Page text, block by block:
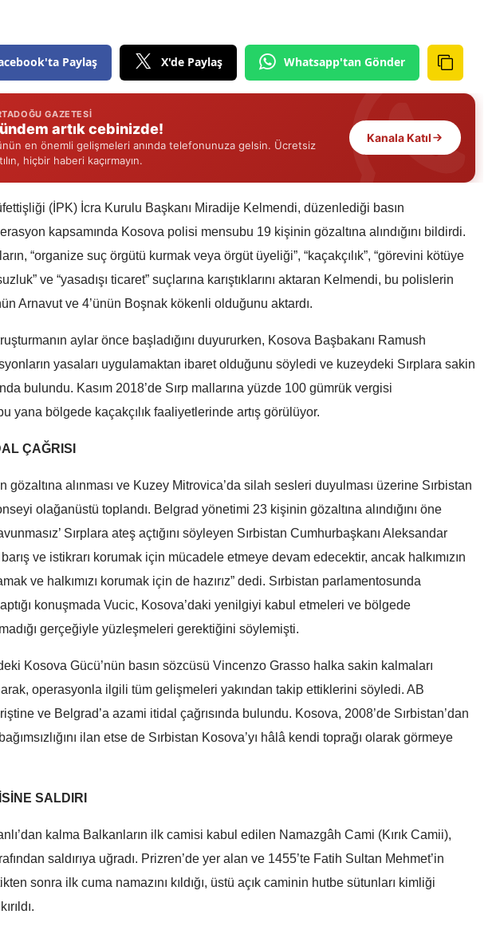
Erzincan
Eskişehir
Gaziantep
Giresun
Gümüşhane
Hakkari
Isparta
Mersin
İstanbul
Kars
Kastamonu
Kayseri
Kırklareli
Kırşehir
Kocaeli
Konya
Kütahya
Malatya
Mardin
Muğla
Paylaş X'de Paylaş Whatsapp'tan Gönder
GAZETESI
artık cebinizde!
en önemli gelişmeleri anında telefonunuza gelsin. Ücretsiz
hiçbir haberi kaçırmayın.
Kanala Katıl
(İPK) İcra Kurulu Başkanı Miradije Kelmendi, düzenlediği basın
kapsamında Kosova polisi mensubu 19 kişinin gözaltına alındığını bildirdi.
“organize suç örgütü kurmak veya örgüt üyeliği”, “kaçakçılık”, “görevini kötüye
ve “yasadışı ticaret” suçlarına karıştıklarını aktaran Kelmendi, bu polislerin
Arnavut ve 4’ünün Boşnak kökenli olduğunu aktardı.
aylar önce başladığını duyururken, Kosova Başbakanı Ramush
yasaları uygulamaktan ibaret olduğunu söyledi ve kuzeydeki Sırplara sakin
bulundu. Kasım 2018’de Sırp mallarına yüzde 100 gümrük vergisi
yana bölgede kaçakçılık faaliyetlerinde artış görülüyor.
ÇAĞRISI
gözaltına alınması ve Kuzey Mitrovica’da silah sesleri duyulması üzerine Sırbistan
olağanüstü toplandı. Belgrad yönetimi 23 kişinin gözaltına alındığını öne
Sırplara ateş açtığını söyleyen Sırbistan Cumhurbaşkanı Aleksandar
ve istikrarı korumak için mücadele etmeye devam edecektir, ancak halkımızın
ve halkımızı korumak için de hazırız” dedi. Sırbistan parlamentosunda
konuşmada Vucic, Kosova’daki yenilgiyi kabul etmeleri ve bölgede
gerçeğiyle yüzleşmeleri gerektiğini söylemişti.
Kosova Gücü’nün basın sözcüsü Vincenzo Grasso halka sakin kalmaları
operasyonla ilgili tüm gelişmeleri yakından takip ettiklerini söyledi. AB
ve Belgrad’a azami itidal çağrısında bulundu. Kosova, 2008’de Sırbistan’dan
ilan etse de Sırbistan Kosova’yı hâlâ kendi toprağı olarak görmeye
SALDIRI
kalma Balkanların ilk camisi kabul edilen Namazgâh Cami (Kırık Camii),
saldırıya uğradı. Prizren’de yer alan ve 1455’te Fatih Sultan Mehmet’in
sonra ilk cuma namazını kıldığı, üstü açık caminin hutbe sütunları kimliği
Diyarbakır'da silahlı
kavga: 1 hayatını kaybetti
Diyarbakır'da silahlı
kavga: 1 hayatını kaybetti